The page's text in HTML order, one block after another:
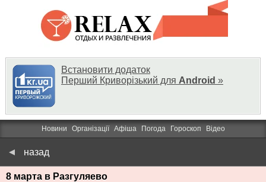
Встановити додаток
Перший Криворізький для Android »
Новини Організації Афіша Погода Гороскоп Відео
назад
8 марта в Разгуляево